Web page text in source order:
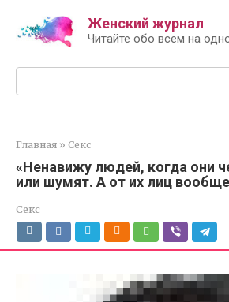
контенту
Женский журнал
Читайте обо всем на
Главная » Секс
«Ненавижу людей, когда они
или шумят. А от их лиц
Секс